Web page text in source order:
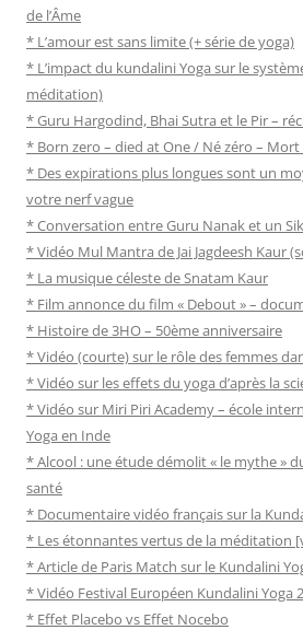
de l’Âme
* L’amour est sans limite (+ série de yoga)
* L’impact du kundalini Yoga sur le
méditation)
* Guru Hargodind, Bhai Sutra et le Pir –
* Born zero – died at One / Né zéro – Mort
* Des expirations plus longues sont un
votre nerf vague
* Conversation entre Guru Nanak et un
* Vidéo Mul Mantra de Jai Jagdeesh Kaur
* La musique céleste de Snatam Kaur
* Film annonce du film « Debout » –
* Histoire de 3HO – 50ème anniversaire
* Vidéo (courte) sur le rôle des femmes
* Vidéo sur les effets du yoga d’après la
* Vidéo sur Miri Piri Academy – école
Yoga en Inde
* Alcool : une étude démolit « le mythe »
santé
* Documentaire vidéo français sur la
* Les étonnantes vertus de la méditation
* Article de Paris Match sur le Kundalini
* Vidéo Festival Européen Kundalini Yoga
* Effet Placebo vs Effet Nocebo